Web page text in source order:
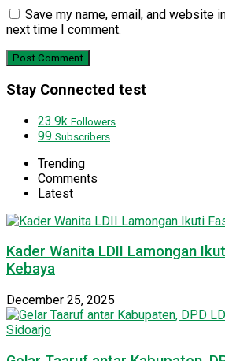
Save my name, email, and website
next time I comment.
Stay Connected test
23.9k Followers
99 Subscribers
Trending
Comments
Latest
Kader Wanita LDII Lamongan
Kebaya
December 25, 2025